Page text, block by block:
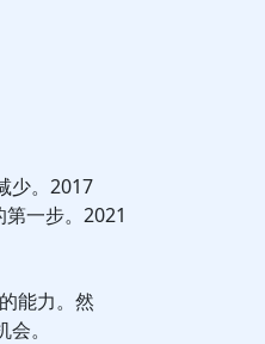
少。2017
一步。2021
能力。然
。